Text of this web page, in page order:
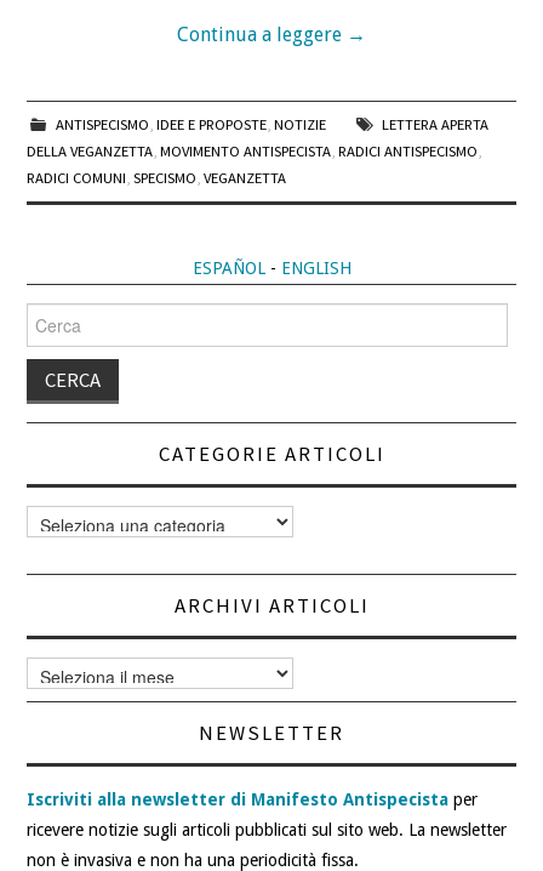
Continua a leggere →
ANTISPECISMO IDEE E PROPOSTE, NOTIZIE
LETTERA APERTA
DELLA VEGANZETTA ,MOVIMENTO ANTISPECISTA ,RADICI ANTISPECISMO
RADICI COMUNI ,SPECISMO ,VEGANZETTA
ESPAÑOL- ENGLISH
per:
CATEGORIE ARTICOLI
Categorie
articoli
ARCHIVI ARTICOLI
Archivi
articoli
NEWSLETTER
Iscriviti alla newsletter di Manifesto Antispecista per
ricevere notizie sugli articoli pubblicati sul sito web. La newsletter
non è invasiva e non ha una periodicità fissa.